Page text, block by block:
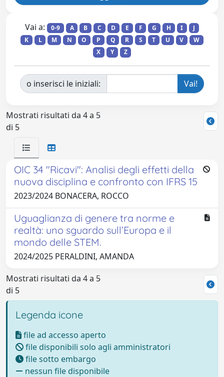
Vai a: 0-9 A B C D E F G H I
J
K
L M N O P Q R S T U V
W
X
Y Z
o inserisci le iniziali:
Mostrati risultati da 4 a 5
di 5
OIC 34 "Ricavi": Analisi degli effetti della
nuova disciplina e confronto con IFRS 15
2023/2024 BONACERA, ROCCO
Uguaglianza di genere tra norme e
realtà: uno sguardo sull’Europa e il
mondo delle STEM.
2024/2025 PERALDINI, AMANDA
Mostrati risultati da 4 a 5
di 5
Legenda icone
file ad accesso aperto
file disponibili solo agli amministratori
file sotto embargo
nessun file disponibile